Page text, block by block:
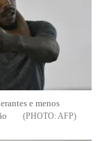
e menos
AFP